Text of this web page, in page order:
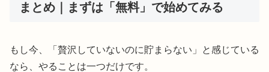
まとめ｜まずは「無料」で始めてみる
もし今、「贅沢していないのに貯まらない」と感じている
なら、やることは一つだけです。